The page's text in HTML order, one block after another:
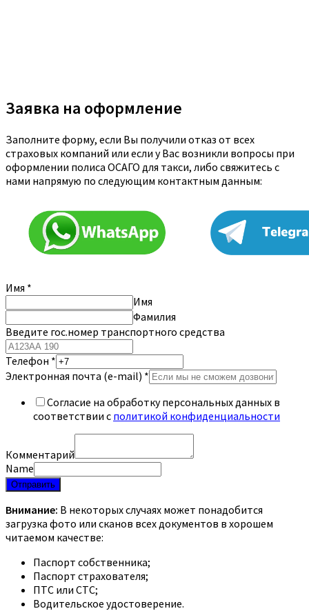
Заявка на оформление
Заполните форму, если Вы получили отказ от всех
страховых компаний или если у Вас возникли вопросы при
оформлении полиса ОСАГО для такси, либо свяжитесь с
нами напрямую по следующим контактным данным:
Имя *
Имя
Фамилия
Введите гос.номер транспортного средства
Телефон *
Электронная почта (e-mail) *
Согласие на обработку персональных данных в
соответствии с политикой конфиденциальности
Комментарий
Name
Отправить
Внимание: В некоторых случаях может понадобится
загрузка фото или сканов всех документов в хорошем
читаемом качестве:
Паспорт собственника;
Паспорт страхователя;
ПТС или СТС;
Водительское удостоверение.